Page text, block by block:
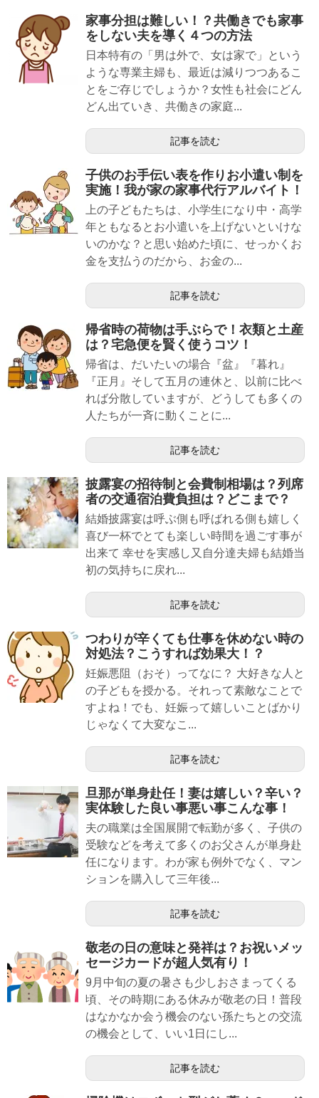
家事分担は難しい！？共働きでも家事
をしない夫を導く４つの方法
日本特有の「男は外で、女は家で」という
ような専業主婦も、最近は減りつつあるこ
とをご存じでしょうか？女性も社会にどん
どん出ていき、共働きの家庭...
記事を読む
子供のお手伝い表を作りお小遣い制を
実施！我が家の家事代行アルバイト！
上の子どもたちは、小学生になり中・高学
年ともなるとお小遣いを上げないといけな
いのかな？と思い始めた頃に、せっかくお
金を支払うのだから、お金の...
記事を読む
帰省時の荷物は手ぶらで！衣類と土産
は？宅急便を賢く使うコツ！
帰省は、だいたいの場合『盆』『暮れ』
『正月』そして五月の連休と、以前に比べ
れば分散していますが、どうしても多くの
人たちが一斉に動くことに...
記事を読む
披露宴の招待制と会費制相場は？列席
者の交通宿泊費負担は？どこまで？
結婚披露宴は呼ぶ側も呼ばれる側も嬉しく
喜び一杯でとても楽しい時間を過ごす事が
出来て 幸せを実感し又自分達夫婦も結婚当
初の気持ちに戻れ...
記事を読む
つわりが辛くても仕事を休めない時の
対処法？こうすれば効果大！？
妊娠悪阻（おそ）ってなに？ 大好きな人と
の子どもを授かる。それって素敵なことで
すよね！でも、妊娠って嬉しいことばかり
じゃなくて大変なこ...
記事を読む
旦那が単身赴任！妻は嬉しい？辛い？
実体験した良い事悪い事こんな事！
夫の職業は全国展開で転勤が多く、子供の
受験などを考えて多くのお父さんが単身赴
任になります。わが家も例外でなく、マン
ションを購入して三年後...
記事を読む
敬老の日の意味と発祥は？お祝いメッ
セージカードが超人気有り！
9月中旬の夏の暑さも少しおさまってくる
頃、その時期にある休みが敬老の日！普段
はなかなか会う機会のない孫たちとの交流
の機会として、いい1日にし...
記事を読む